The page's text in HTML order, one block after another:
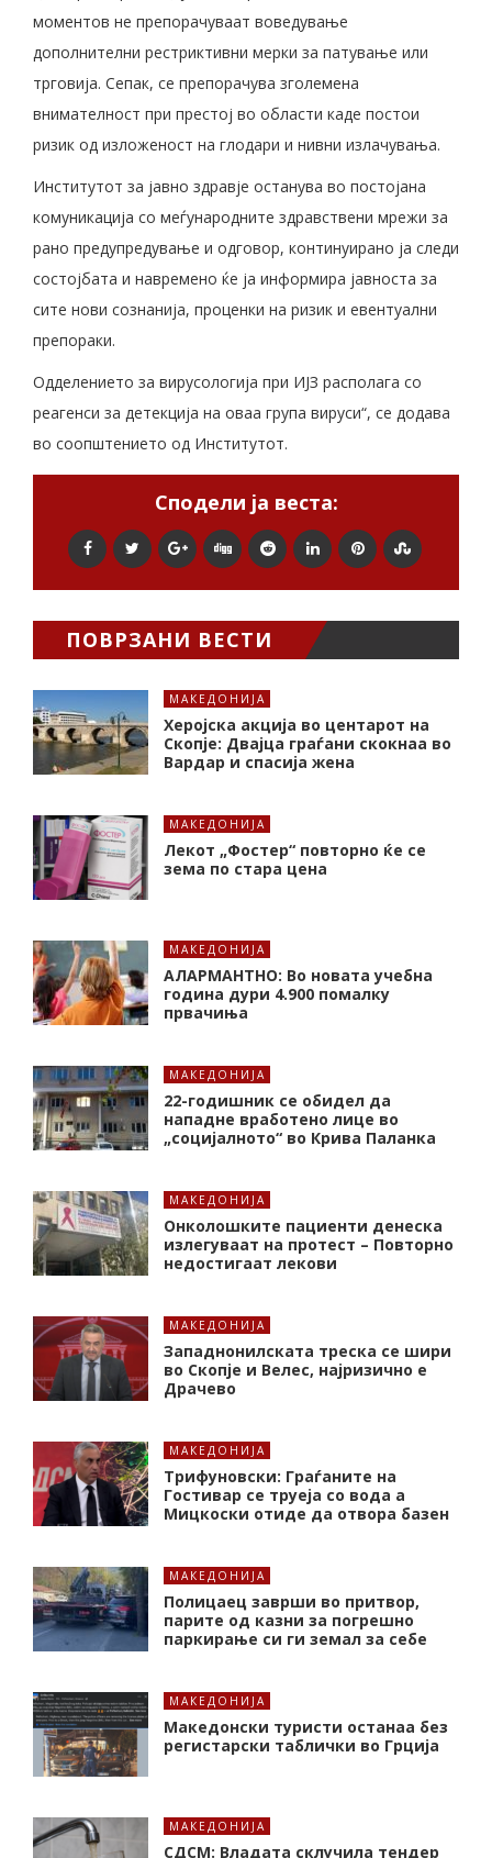
моментов не препорачуваат воведување
дополнителни рестриктивни мерки за патување или
трговија. Сепак, се препорачува зголемена
внимателност при престој во области каде постои
ризик од изложеност на глодари и нивни излачувања.
Институтот за јавно здравје останува во постојана
комуникација со меѓународните здравствени мрежи за
рано предупредување и одговор, континуирано ја следи
состојбата и навремено ќе ја информира јавноста за
сите нови сознанија, проценки на ризик и евентуални
препораки.
Одделението за вирусологија при ИЈЗ располага со
реагенси за детекција на оваа група вируси“, се додава
во соопштението од Институтот.
Сподели ја веста:
ПОВРЗАНИ ВЕСТИ
МАКЕДОНИЈА
Херојска акција во центарот на
Скопје: Двајца граѓани скокнаа во
Вардар и спасија жена
МАКЕДОНИЈА
Лекот „Фостер“ повторно ќе се
зема по стара цена
МАКЕДОНИЈА
АЛАРМАНТНО: Во новата учебна
година дури 4.900 помалку
првачиња
МАКЕДОНИЈА
22-годишник се обидел да
нападне вработено лице во
„социјалното“ во Крива Паланка
МАКЕДОНИЈА
Онколошките пациенти денеска
излегуваат на протест – Повторно
недостигаат лекови
МАКЕДОНИЈА
Западнонилската треска се шири
во Скопје и Велес, најризично е
Драчево
МАКЕДОНИЈА
Трифуновски: Граѓаните на
Гостивар се труеја со вода а
Мицкоски отиде да отвора базен
МАКЕДОНИЈА
Полицаец заврши во притвор,
парите од казни за погрешно
паркирање си ги земал за себе
МАКЕДОНИЈА
Македонски туристи останаа без
регистарски таблички во Грција
МАКЕДОНИЈА
СДСМ: Владата склучила тендер